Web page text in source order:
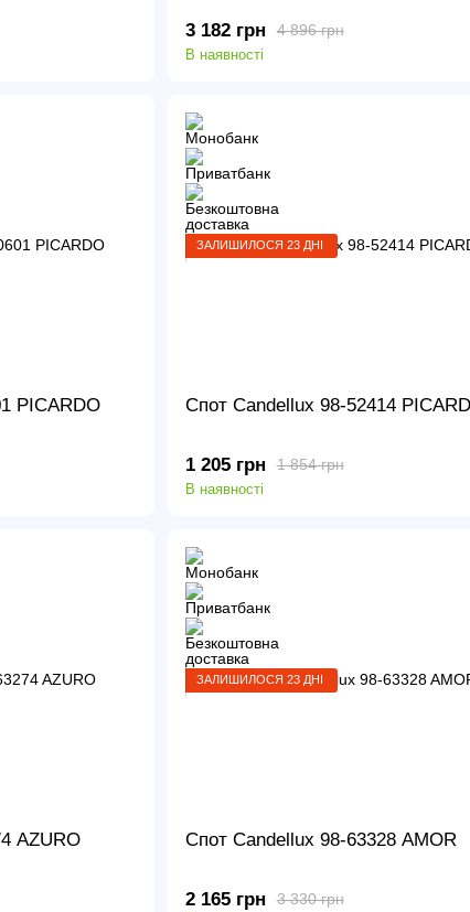
4 896 грн
3 182 грн
В наявності
PICARDO
ЗАЛИШИЛОСЯ 23 ДНІ
Спот Candellux 98-52414
1 854 грн
1 205 грн
В наявності
AZURO
ЗАЛИШИЛОСЯ 23 ДНІ
Спот Candellux 98-63328 AMOR
3 330 грн
2 165 грн